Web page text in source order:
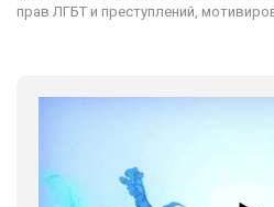
прав ЛГБТ и преступлений,